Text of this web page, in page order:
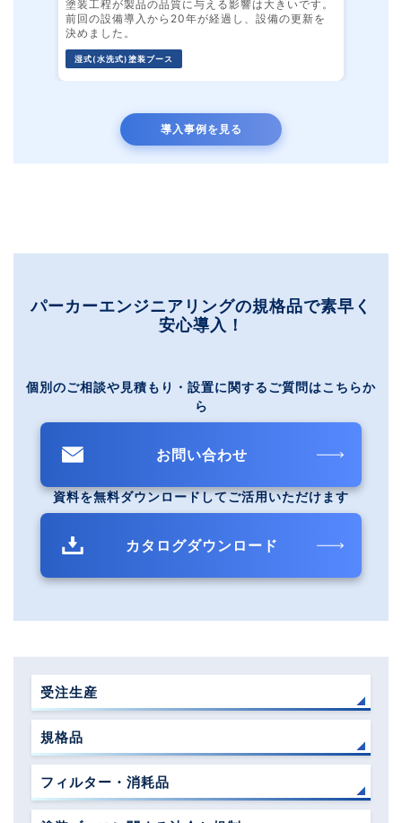
塗装工程が製品の品質に与える影響は大きいです。
前回の設備導入から20年が経過し、設備の更新を
決めました。
湿式(水洗式)塗装ブース
導入事例を見る
パーカーエンジニアリングの規格品で素早く
安心導入！
個別のご相談や見積もり・設置に関するご質問はこちらか
ら
お問い合わせ
資料を無料ダウンロードしてご活用いただけます
カタログダウンロード
受注生産
規格品
フィルター・消耗品